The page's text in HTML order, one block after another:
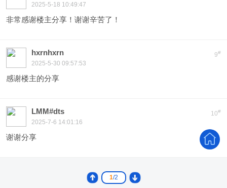
2025-5-18 10:49:47
非常感谢楼主分享！谢谢辛苦了！
9#
hxrnhxrn
2025-5-30 09:57:53
感谢楼主的分享
10#
LMM#dts
2025-7-6 14:01:16
谢谢分享
1/2